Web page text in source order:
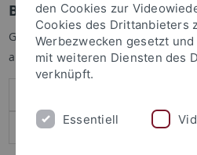
Benutzeranmeldung
Geben Sie Ihren Benutzernamen
anzumelden:
den Cookies zur
Cookies des Drittanbieters
Werbezwecken gesetzt
mit weiteren Diensten des
verknüpft.
Essentiell